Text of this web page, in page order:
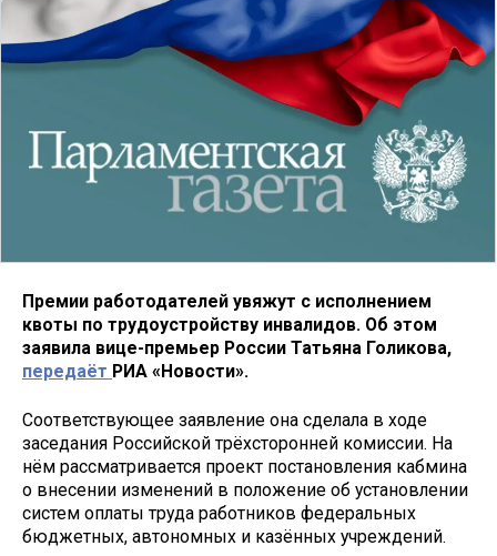
Премии работодателей увяжут с исполнением
квоты по трудоустройству инвалидов. Об этом
заявила вице-премьер России Татьяна Голикова,
передаёт РИА «Новости».
Соответствующее заявление она сделала в ходе
заседания Российской трёхсторонней комиссии. На
нём рассматривается проект постановления кабмина
о внесении изменений в положение об установлении
систем оплаты труда работников федеральных
бюджетных, автономных и казённых учреждений.